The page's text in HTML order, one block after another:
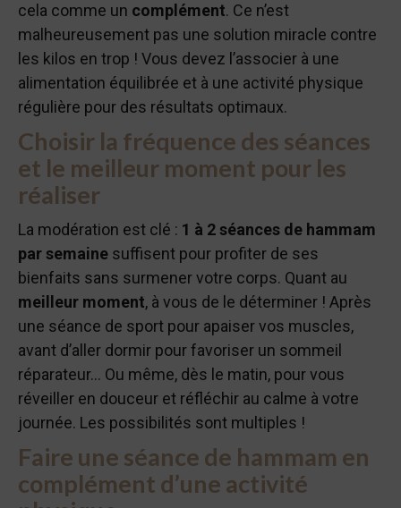
cela comme un complément. Ce n’est
malheureusement pas une solution miracle contre
les kilos en trop ! Vous devez l’associer à une
alimentation équilibrée et à une activité physique
régulière pour des résultats optimaux.
Choisir la fréquence des séances
et le meilleur moment pour les
réaliser
La modération est clé : 1 à 2 séances de hammam
par semaine suffisent pour profiter de ses
bienfaits sans surmener votre corps. Quant au
meilleur moment, à vous de le déterminer ! Après
une séance de sport pour apaiser vos muscles,
avant d’aller dormir pour favoriser un sommeil
réparateur… Ou même, dès le matin, pour vous
réveiller en douceur et réfléchir au calme à votre
journée. Les possibilités sont multiples !
Faire une séance de hammam en
complément d’une activité